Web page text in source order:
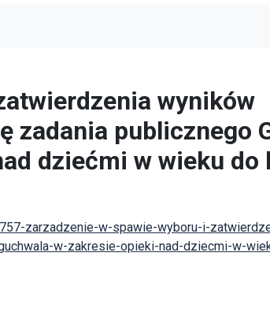
wyników
zadania publicznego
dziećmi w wieku do
zarzadzenie-w-spawie-wyboru-i-
w-zakresie-opieki-nad-dziecmi-w-